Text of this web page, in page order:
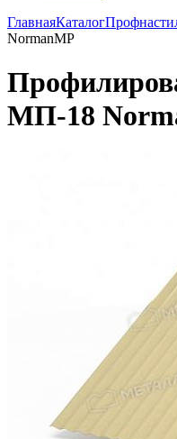
ГлавнаяКаталог
NormanMP
МП-18